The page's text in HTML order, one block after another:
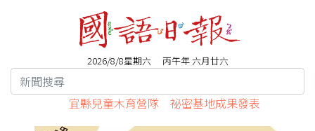
2026/8/8星期六 丙午年 六月廿六
宜縣兒童木育營隊 祕密基地成果發表